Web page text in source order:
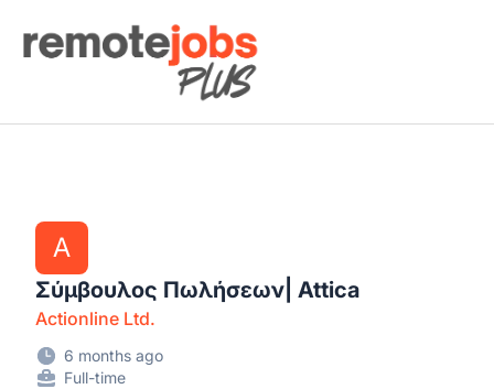
Remote Jobs Plus
A
Σύμβουλος Πωλήσεων| Attica
Actionline Ltd.
6 months ago
Full-time